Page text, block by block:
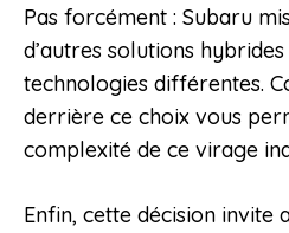
Pas forcément : Subaru
d’autres solutions
technologies différentes.
derrière ce choix vous
complexité de ce virage
Enfin, cette décision invite